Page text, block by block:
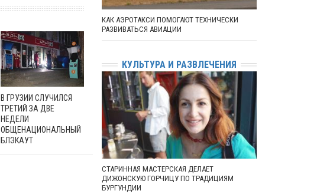
В ГРУЗИИ СЛУЧИЛСЯ
ТРЕТИЙ ЗА ДВЕ
НЕДЕЛИ
ОБЩЕНАЦИОНАЛЬНЫЙ
БЛЭКАУТ
КАК АЭРОТАКСИ ПОМОГАЮТ ТЕХНИЧЕСКИ
РАЗВИВАТЬСЯ АВИАЦИИ
КУЛЬТУРА И РАЗВЛЕЧЕНИЯ
СТАРИННАЯ МАСТЕРСКАЯ ДЕЛАЕТ
ДИЖОНСКУЮ ГОРЧИЦУ ПО ТРАДИЦИЯМ
БУРГУНДИИ